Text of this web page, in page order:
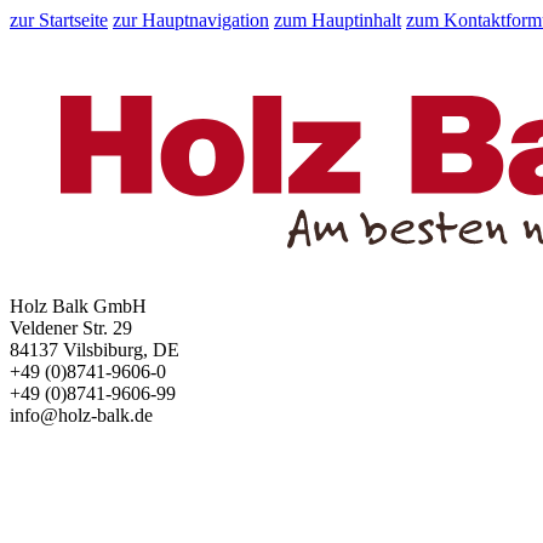
zur Startseite zur Hauptnavigation zum Hauptinhalt zum
Holz Balk GmbH
Veldener Str. 29
84137 Vilsbiburg, DE
+49 (0)8741-9606-0
+49 (0)8741-9606-99
info@holz-balk.de